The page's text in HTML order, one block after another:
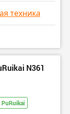
техника
N361
PuRuikai